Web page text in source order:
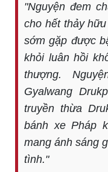
"Nguyện đem
cho hết thảy
sớm gặp được
khỏi luân hồi
thượng.
Gyalwang
truyền thừa
bánh xe Pháp
mang ánh sáng
tình."